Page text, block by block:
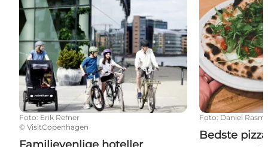
Foto: Erik Refner
© VisitCopenhagen
Foto: Daniel
Bedste